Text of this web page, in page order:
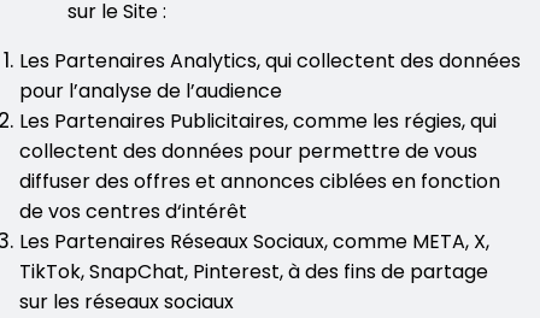
sur le Site :
Les Partenaires Analytics, qui collectent des données
pour l’analyse de l’audience
Les Partenaires Publicitaires, comme les régies, qui
collectent des données pour permettre de vous
diffuser des offres et annonces ciblées en fonction
de vos centres d‘intérêt
Les Partenaires Réseaux Sociaux, comme META, X,
TikTok, SnapChat, Pinterest, à des fins de partage
sur les réseaux sociaux